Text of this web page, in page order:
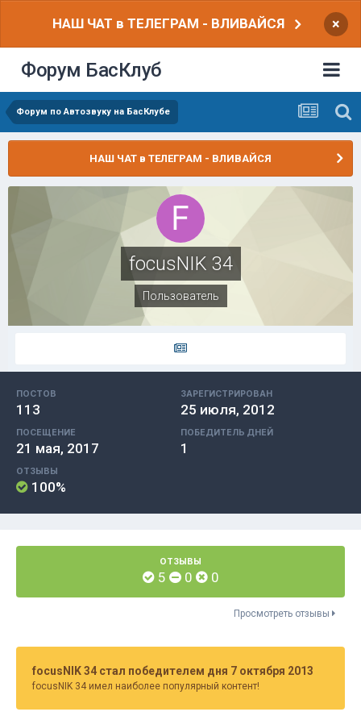
НАШ ЧАТ в ТЕЛЕГРАМ - ВЛИВАЙСЯ ×
Форум БасКлуб
Форум по Автозвуку на БасКлубе
НАШ ЧАТ в ТЕЛЕГРАМ - ВЛИВАЙСЯ
focusNIK 34
Пользователь
ПОСТОВ
113
ЗАРЕГИСТРИРОВАН
25 июля, 2012
ПОСЕЩЕНИЕ
21 мая, 2017
ПОБЕДИТЕЛЬ ДНЕЙ
1
ОТЗЫВЫ
100%
ОТЗЫВЫ
5 0 0
Просмотреть отзывы
focusNIK 34 стал победителем дня 7 октября 2013
focusNIK 34 имел наиболее популярный контент!